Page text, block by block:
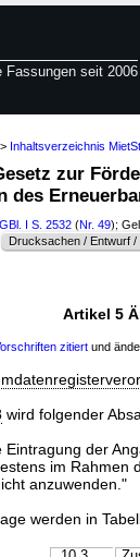
Fassungen seit 2006
> Inhaltsverzeichnis
zur
des
I S. 2532 (Nr. 49);
Drucksachen / Entwurf /
Artikel 5
zitiert und
wird folgender
Eintragung der
im Rahmen
anzuwenden."
werden in